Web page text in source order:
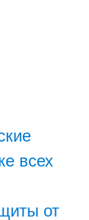
всех
от